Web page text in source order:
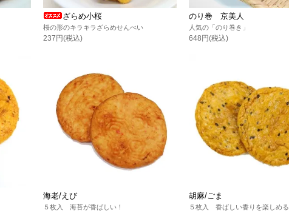
ざらめ小桜
桜の形のキラキラざらめせんべい
237円(税込)
のり巻 京美人
人気の「のり巻き」
648円(税込)
海老/えび
５枚入 海苔が香ばしい！
胡麻/ごま
５枚入 香ばしい香りを楽しめる